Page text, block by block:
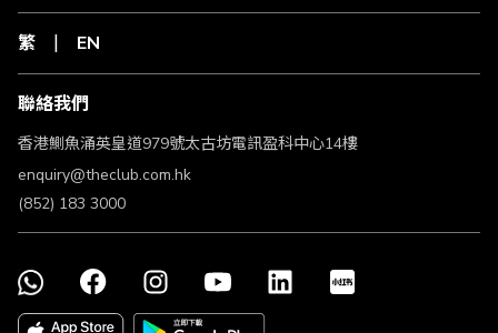
a. The Club會員向商戶退還貨品或取消服務。
b. The Club會員最後點擊的網頁非來自The Club網頁的商戶
連結。
c. The Club會員由The Club網站前往各合作商戶後，使用該
合作網站的手機應用程式完成交易。
d. The Club會員使用由商戶推出的優惠促銷如「推薦朋友」
或類似之推廣優惠。
e. The Club會員未有處理早前置於購物籃內之貨品，同時在
交易時未有更新網頁。
f. The Club會員於交易前清除 Cookies/網頁瀏覽記錄，或受
g. The Club會員未能成功付款或符合商戶之信用檢查。
h. The Club會員之交易未能符合商戶之條款及細則。
i. 如同一個商戶網站出現在多個瀏覽器可能會影響交易追溯。
繁 EN
聯絡我們
香港鰂魚涌英皇道979號太古坊電訊盈科中心14樓
enquiry@theclub.com.hk
(852) 183 3000